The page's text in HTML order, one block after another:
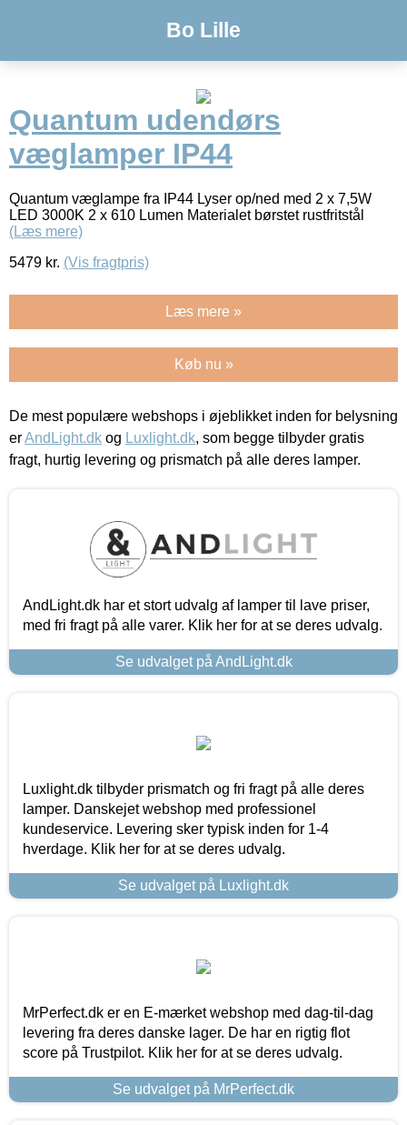
Bo Lille
Quantum udendørs
væglamper IP44
Quantum væglampe fra IP44 Lyser op/ned med 2 x 7,5W
LED 3000K 2 x 610 Lumen Materialet børstet rustfritstål
(Læs mere)
5479 kr. (Vis fragtpris)
Læs mere »
Køb nu »
De mest populære webshops i øjeblikket inden for belysning
erAndLight.dk og Luxlight.dk, som begge tilbyder gratis
fragt, hurtig levering og prismatch på alle deres lamper.
AndLight.dk har et stort udvalg af lamper til lave priser,
med fri fragt på alle varer. Klik her for at se deres udvalg.
Se udvalget på AndLight.dk
Luxlight.dk tilbyder prismatch og fri fragt på alle deres
lamper. Danskejet webshop med professionel
kundeservice. Levering sker typisk inden for 1-4
hverdage. Klik her for at se deres udvalg.
Se udvalget på Luxlight.dk
MrPerfect.dk er en E-mærket webshop med dag-til-dag
levering fra deres danske lager. De har en rigtig flot
score på Trustpilot. Klik her for at se deres udvalg.
Se udvalget på MrPerfect.dk